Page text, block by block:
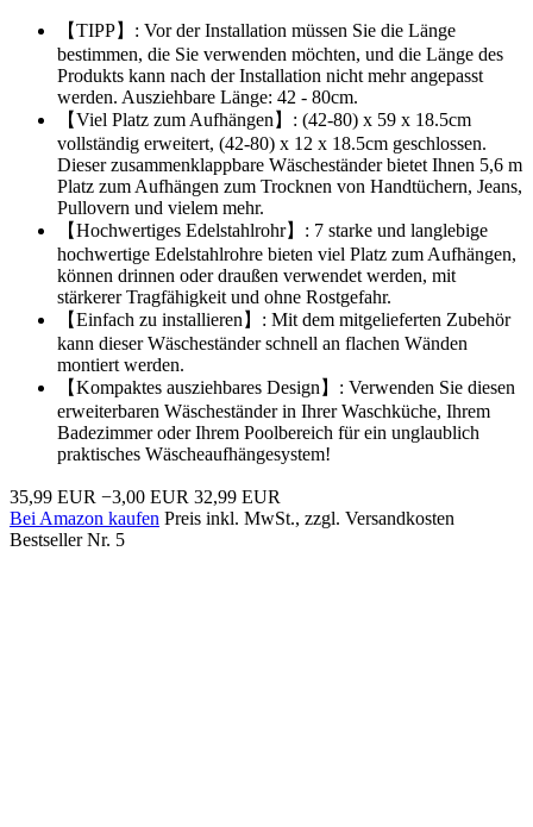
【TIPP】: Vor der Installation müssen Sie die Länge
bestimmen, die Sie verwenden möchten, und die Länge des
Produkts kann nach der Installation nicht mehr angepasst
werden. Ausziehbare Länge: 42 - 80cm.
【Viel Platz zum Aufhängen】: (42-80) x 59 x 18.5cm
vollständig erweitert, (42-80) x 12 x 18.5cm geschlossen.
Dieser zusammenklappbare Wäscheständer bietet Ihnen 5,6 m
Platz zum Aufhängen zum Trocknen von Handtüchern, Jeans,
Pullovern und vielem mehr.
【Hochwertiges Edelstahlrohr】: 7 starke und langlebige
hochwertige Edelstahlrohre bieten viel Platz zum Aufhängen,
können drinnen oder draußen verwendet werden, mit
stärkerer Tragfähigkeit und ohne Rostgefahr.
【Einfach zu installieren】: Mit dem mitgelieferten Zubehör
kann dieser Wäscheständer schnell an flachen Wänden
montiert werden.
【Kompaktes ausziehbares Design】: Verwenden Sie diesen
erweiterbaren Wäscheständer in Ihrer Waschküche, Ihrem
Badezimmer oder Ihrem Poolbereich für ein unglaublich
praktisches Wäscheaufhängesystem!
35,99 EUR −3,00 EUR 32,99 EUR
Bei Amazon kaufen Preis inkl. MwSt., zzgl. Versandkosten
Bestseller Nr. 5